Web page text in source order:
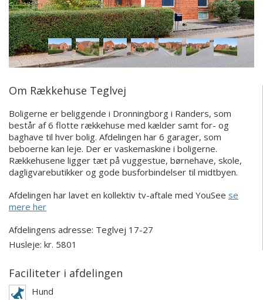
Om Rækkehuse Teglvej
Boligerne er beliggende i Dronningborg i Randers, som
består af 6 flotte rækkehuse med kælder samt for- og
baghave til hver bolig. Afdelingen har 6 garager, som
beboerne kan leje. Der er vaskemaskine i boligerne.
Rækkehusene ligger tæt på vuggestue, børnehave, skole,
dagligvarebutikker og gode busforbindelser til midtbyen.
Afdelingen har lavet en kollektiv tv-aftale med YouSee se
mere her
Afdelingens adresse: Teglvej 17-27
Husleje: kr. 5801
Faciliteter i afdelingen
Hund